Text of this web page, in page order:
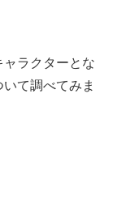
ラクターとな
いて調べてみま